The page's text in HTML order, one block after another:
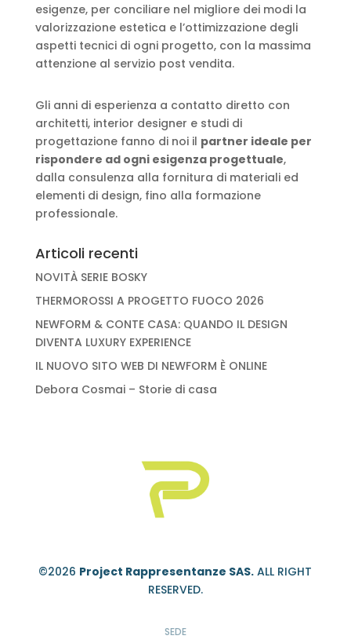
esigenze, per conciliare nel migliore dei modi la
valorizzazione estetica e l’ottimizzazione degli
aspetti tecnici di ogni progetto, con la massima
attenzione al servizio post vendita.
Gli anni di esperienza a contatto diretto con
architetti, interior designer e studi di
progettazione fanno di noi il partner ideale per
rispondere ad ogni esigenza progettuale,
dalla consulenza alla fornitura di materiali ed
elementi di design, fino alla formazione
professionale.
Articoli recenti
NOVITÀ SERIE BOSKY
THERMOROSSI A PROGETTO FUOCO 2026
NEWFORM & CONTE CASA: QUANDO IL DESIGN
DIVENTA LUXURY EXPERIENCE
IL NUOVO SITO WEB DI NEWFORM È ONLINE
Debora Cosmai – Storie di casa
©2026 Project Rappresentanze SAS. ALL RIGHT
RESERVED.
SEDE